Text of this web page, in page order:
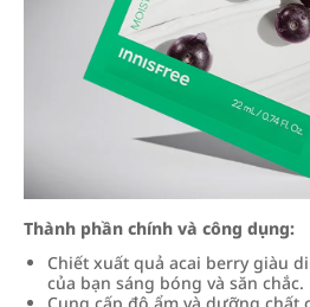
Thành phần chính và công dụng:
Chiết xuất quả acai berry giàu
của bạn sáng bóng và săn chắc.